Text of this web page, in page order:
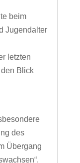
beim
Jugendalter
letzten
Blick
des
Übergang